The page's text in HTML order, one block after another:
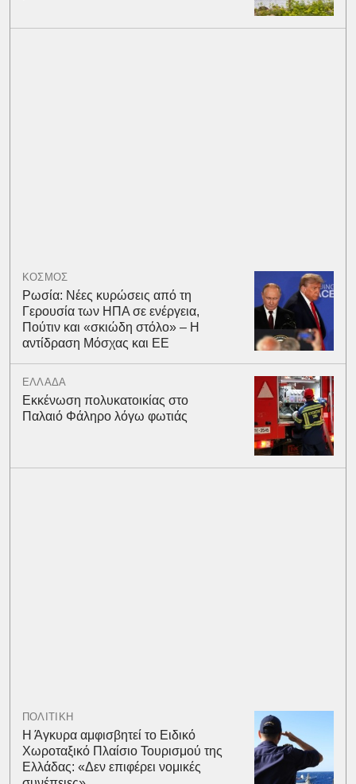
ΚΟΣΜΟΣ
Ρωσία: Νέες κυρώσεις από τη
Γερουσία των ΗΠΑ σε ενέργεια,
Πούτιν και «σκιώδη στόλο» – Η
αντίδραση Μόσχας και ΕΕ
ΕΛΛΑΔΑ
Εκκένωση πολυκατοικίας στο
Παλαιό Φάληρο λόγω φωτιάς
ΠΟΛΙΤΙΚΗ
Η Άγκυρα αμφισβητεί το Ειδικό
Χωροταξικό Πλαίσιο Τουρισμού της
Ελλάδας: «Δεν επιφέρει νομικές